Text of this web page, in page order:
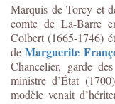
Marquis de Torcy et
comte de La-Barre
Colbert (1665-1746)
deMarguerite
Chancelier, garde
ministre d’État
modèle venait